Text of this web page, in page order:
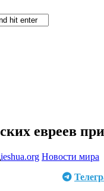
евреев
ieshua.org Новости мира